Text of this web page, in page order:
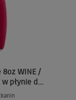
8oz WINE /
płynie d...